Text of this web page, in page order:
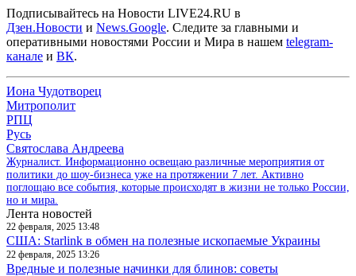
Подписывайтесь на Новости LIVE24.RU в
Дзен.Новости и News.Google. Следите за главными и
оперативными новостями России и Мира в нашем telegram-
канале и ВК.
Иона Чудотворец
Митрополит
РПЦ
Русь
Святослава Андреева
Журналист. Информационно освещаю различные мероприятия от
политики до шоу-бизнеса уже на протяжении 7 лет. Активно
поглощаю все события, которые происходят в жизни не только России,
но и мира.
Лента новостей
22 февраля, 2025 13:48
США: Starlink в обмен на полезные ископаемые Украины
22 февраля, 2025 13:26
Вредные и полезные начинки для блинов: советы